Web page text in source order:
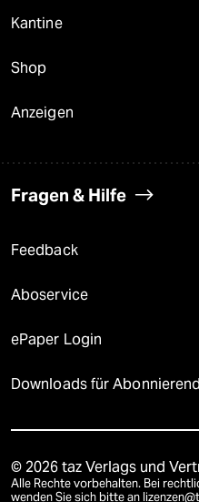
Kantine
Shop
Anzeigen
Fragen & Hilfe
Feedback
Aboservice
ePaper Login
Downloads für
© 2026 taz Verlags und
Alle Rechte vorbehalten. Bei
wenden Sie sich bitte an